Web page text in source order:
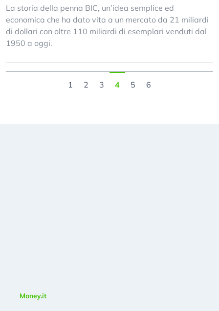
La storia della penna BIC, un’idea semplice ed
economica che ha dato vita a un mercato da 21 miliardi
di dollari con oltre 110 miliardi di esemplari venduti dal
1950 a oggi.
1 2 3 4 5 6
Money.it